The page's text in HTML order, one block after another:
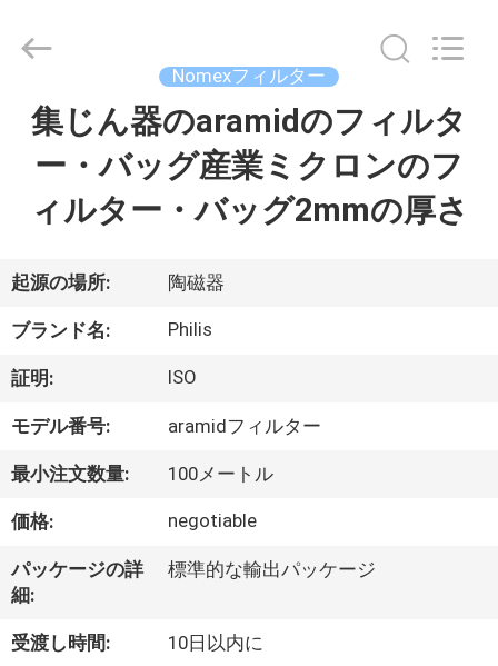
家
私
達
に
つ
て
2026
Technology
Nomexフィルター
集じん器のaramidのフィルタ
ー・バッグ産業ミクロンのフ
ィルター・バッグ2mmの厚さ
起源の場所: 陶磁器
ブランド名: Philis
証明: ISO
モデル番号: aramidフィルター
最小注文数量: 100メートル
価格: negotiable
パッケージの詳
細:
標準的な輸出パッケージ
受渡し時間: 10日以内に